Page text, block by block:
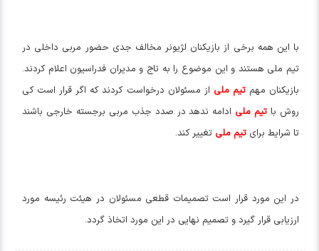
با این همه برخی از بازیکنان لژیونر مخالف جدی حضور مربی داخلی در
تیم ملی هستند و این موضوع را به تاج و مدیران فدراسیون اعلام کردند.
بازیکنان مهمتیم ملیاز مسئولان درخواست کردند که اگر قرار است کی
روش با تیم ملیادامه ندهد در صدد جذب مربی برجسته خارجی باشند
تا شرایط برایتیم ملیتغییر کند.
در این مورد قرار است تصمیمات قطعی مسئولان در هیئت رئیسه مورد
ارزیابی قرار گیرد و تصمیم نهایی در این مورد اتخاذ گردد.